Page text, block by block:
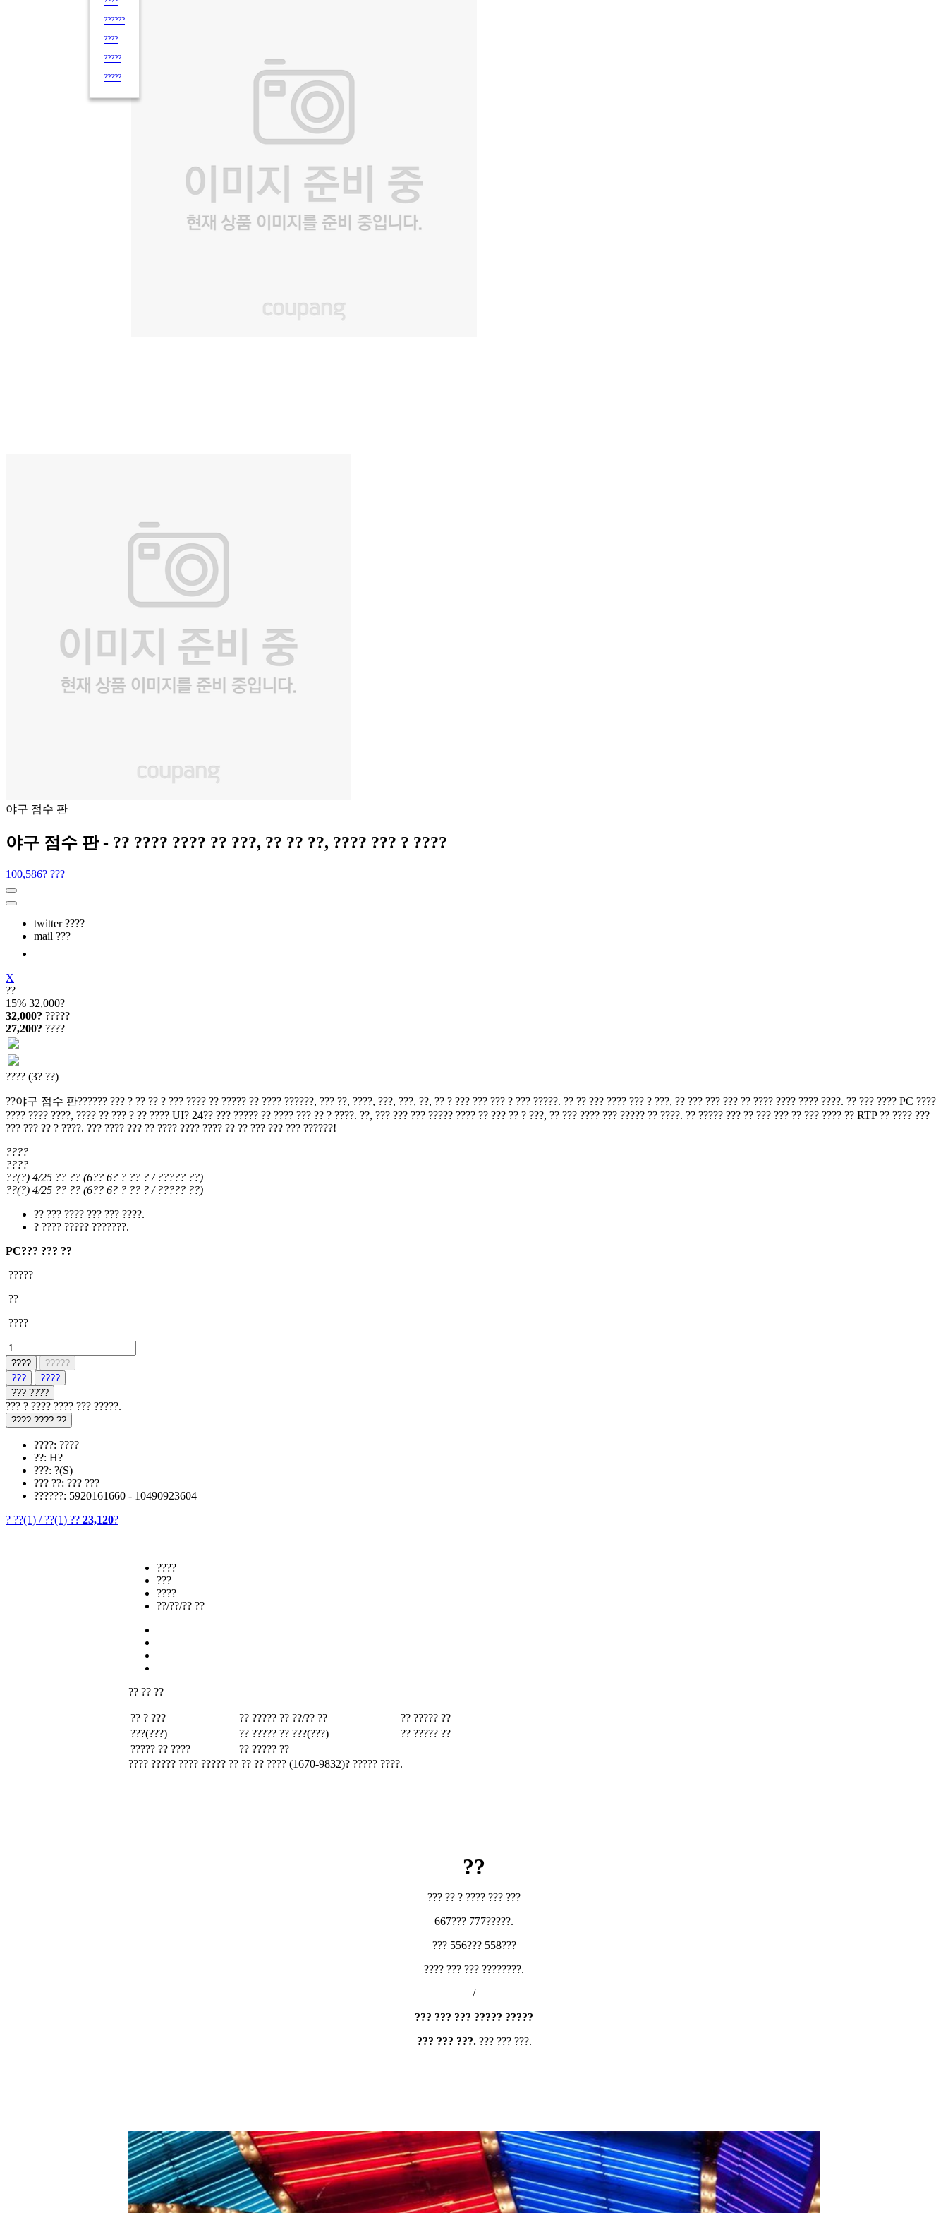
??????
????
?????
?????
야구 점수 판
야구 점수 판 - ?? ???? ???? ?? ???, ?? ?? ??, ???? ??? ? ????
100,586? ???
twitter ????
mail ???
X
??
15% 32,000?
32,000? ?????
27,200? ????
???? (3? ??)
??야구 점수 판?????? ??? ? ?? ?? ? ??? ???? ?? ????? ?? ???? ??????, ??? ??, ????, ???, ???, ??, ?? ? ??? ??? ??? ? ??? ?????. ?? ?? ??? ???? ??? ? ???, ?? ??? ??? ??? ?? ???? ???? ???? ????. ?? ??? ???? PC ????
???? ???? ????, ???? ?? ??? ? ?? ???? UI? 24?? ??? ????? ?? ???? ??? ?? ? ????. ??, ??? ??? ??? ????? ???? ?? ??? ?? ? ???, ?? ??? ???? ??? ????? ?? ????. ?? ????? ??? ?? ??? ??? ?? ??? ???? ?? RTP ?? ???? ???
??? ??? ?? ? ????. ??? ???? ??? ?? ???? ???? ???? ?? ?? ??? ??? ??? ??????!
????
????
??(?) 4/25 ?? ?? (6?? 6? ? ?? ? / ????? ??)
??(?) 4/25 ?? ?? (6?? 6? ? ?? ? / ????? ??)
?? ??? ???? ??? ??? ????.
? ???? ????? ???????.
PC??? ??? ??
?????
??
????
????
?????
???
????
??? ????
??? ? ???? ???? ??? ?????.
???? ???? ??
????: ????
??: H?
???: ?(S)
??? ??: ??? ???
??????: 5920161660 - 10490923604
? ??(1) / ??(1) ?? 23,120?
????
???
????
??/??/?? ??
?? ?? ??
?? ? ??? ?? ????? ?? ??/?? ??
?? ????? ??
???(???)
?? ????? ?? ???(???)
?? ????? ??
????? ?? ????
?? ????? ??
???? ????? ???? ????? ?? ?? ?? ???? (1670-9832)? ????? ????.
??
??? ?? ? ???? ??? ???
667??? 777?????.
??? 556??? 558???
???? ??? ??? ????????.
/
??? ??? ??? ????? ?????
??? ??? ???.??? ??? ???.